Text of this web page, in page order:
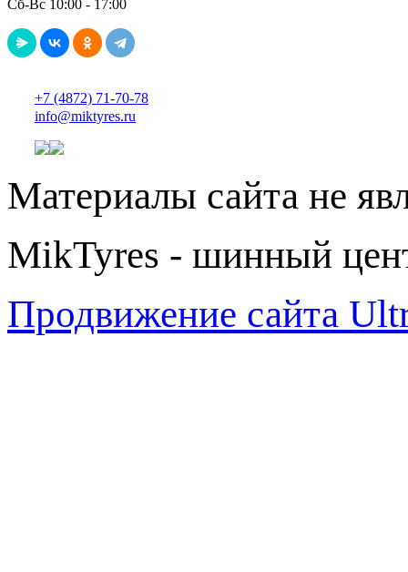
Сб-Вс 10:00 - 17:00
+7 (4872) 71-70-78
info@miktyres.ru
Материалы сайта не
MikTyres - шинный
Продвижение сайта